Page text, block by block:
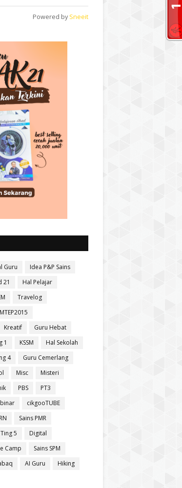
Powered by Sneeit
Guru
Idea P&P Sains
21
Hal Pelajar
Travelog
Kreatif
Guru Hebat
1 KSSM
Hal Sekolah
4
Guru Cemerlang
Misc
Misteri
PBS
PT3
cikgooTUBE
Sains PMR
5
Digital
Camp
Sains SPM
AI Guru
Hiking